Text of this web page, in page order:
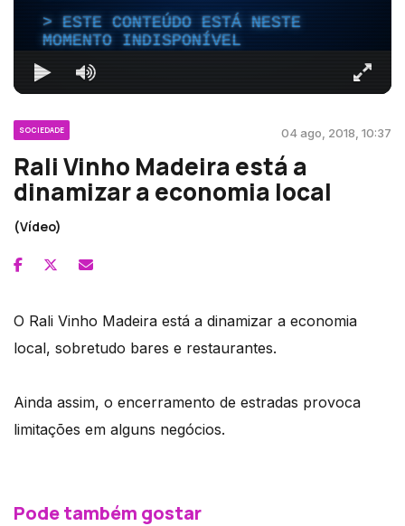
ESTE CONTEÚDO ESTÁ NESTE
MOMENTO INDISPONÍVEL
SOCIEDADE 04 ago, 2018, 10:37
Rali Vinho Madeira está a
dinamizar a economia local
(Vídeo)
O Rali Vinho Madeira está a dinamizar a economia
local, sobretudo bares e restaurantes.
Ainda assim, o encerramento de estradas provoca
limitações em alguns negócios.
Pode também gostar